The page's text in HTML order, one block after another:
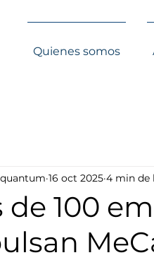
Quienes somos
de 100
16 oct 2025 4 min de